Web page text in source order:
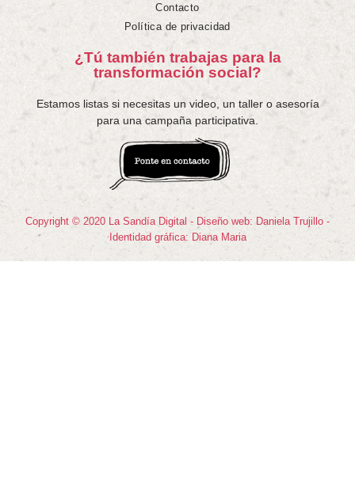
Contacto
Política de privacidad
¿Tú también trabajas para la
transformación social?
Estamos listas si necesitas un video, un taller o asesoría
para una campaña participativa.
Copyright © 2020 La Sandía Digital - Diseño web: Daniela Trujillo -
Identidad gráfica: Diana Maria